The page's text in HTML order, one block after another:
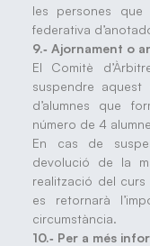
les persones que
federativa
9.‐ Ajornament o
El Comitè
suspendre
d’alumnes que
número de 4
En cas de
devolució de la
realització del
es retornarà
circumstància.
10.‐ Per a més